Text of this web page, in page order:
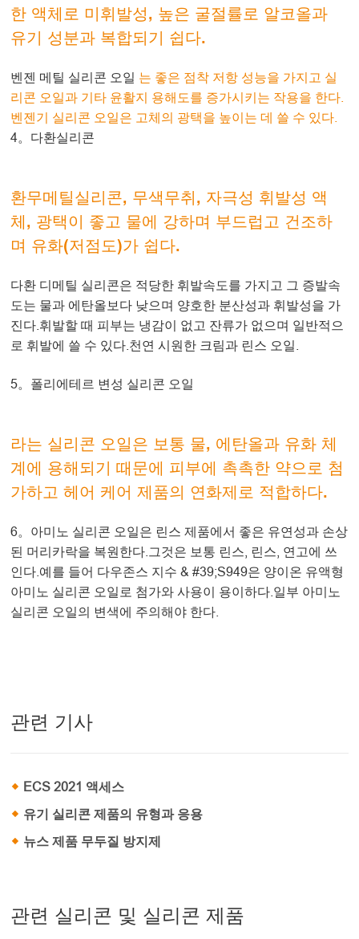
한 액체로 미휘발성, 높은 굴절률로 알코올과
유기 성분과 복합되기 쉽다.
벤젠 메틸 실리콘 오일 는 좋은 점착 저항 성능을 가지고 실
리콘 오일과 기타 윤활지 용해도를 증가시키는 작용을 한다.
벤젠기 실리콘 오일은 고체의 광택을 높이는 데 쓸 수 있다.
4。다환실리콘
환무메틸실리콘, 무색무취, 자극성 휘발성 액
체, 광택이 좋고 물에 강하며 부드럽고 건조하
며 유화(저점도)가 쉽다.
다환 디메틸 실리콘은 적당한 휘발속도를 가지고 그 증발속
도는 물과 에탄올보다 낮으며 양호한 분산성과 휘발성을 가
진다.휘발할 때 피부는 냉감이 없고 잔류가 없으며 일반적으
로 휘발에 쓸 수 있다.천연 시원한 크림과 린스 오일.
5。폴리에테르 변성 실리콘 오일
라는 실리콘 오일은 보통 물, 에탄올과 유화 체
계에 용해되기 때문에 피부에 촉촉한 약으로 첨
가하고 헤어 케어 제품의 연화제로 적합하다.
6。아미노 실리콘 오일은 린스 제품에서 좋은 유연성과 손상
된 머리카락을 복원한다.그것은 보통 린스, 린스, 연고에 쓰
인다.예를 들어 다우존스 지수 & #39;S949은 양이온 유액형
아미노 실리콘 오일로 첨가와 사용이 용이하다.일부 아미노
실리콘 오일의 변색에 주의해야 한다.
관련 기사
ECS 2021 액세스
유기 실리콘 제품의 유형과 응용
뉴스 제품 무두질 방지제
관련 실리콘 및 실리콘 제품